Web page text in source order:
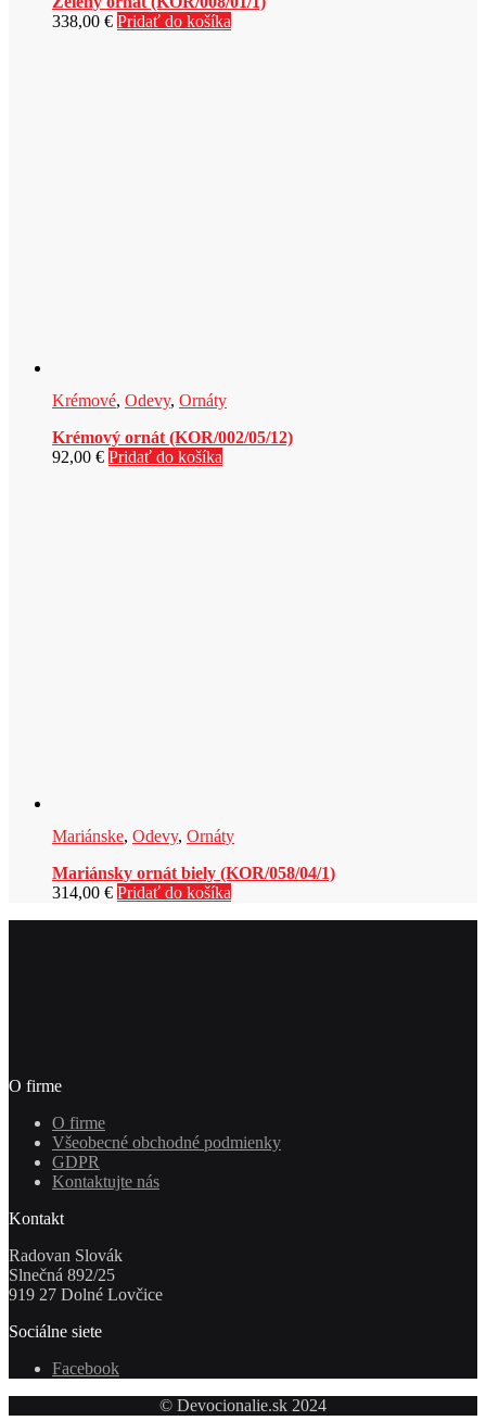
338,00 € Pridať do košíka
Krémové, Odevy, Ornáty
Krémový ornát (KOR/002/05/12)
92,00 € Pridať do košíka
Mariánske, Odevy, Ornáty
Mariánsky ornát biely (KOR/058/04/1)
314,00 € Pridať do košíka
O firme
O firme
Všeobecné obchodné podmienky
GDPR
Kontaktujte nás
Kontakt
Radovan Slovák
Slnečná 892/25
919 27 Dolné Lovčice
Sociálne siete
Facebook
© Devocionalie.sk 2024